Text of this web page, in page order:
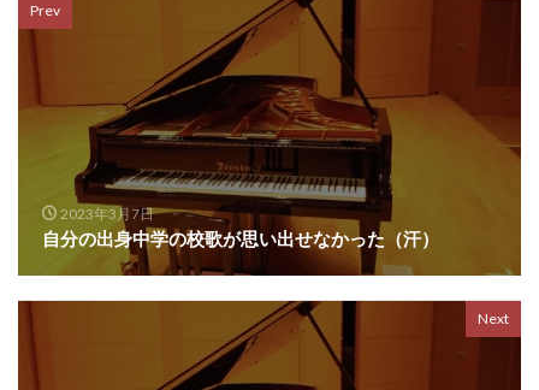
Prev
2023年3月7日
自分の出身中学の校歌が思い出せなかった（汗）
Next